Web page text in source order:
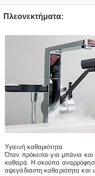
Πλεονεκτήματα:
Υγιεινή καθαριότητα
Όταν πρόκειται για μπάνια
καθαρά. Η σκούπα
αψεγάδιαστη καθαριότητα και